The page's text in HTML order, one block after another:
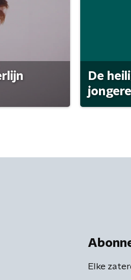
De
Elke